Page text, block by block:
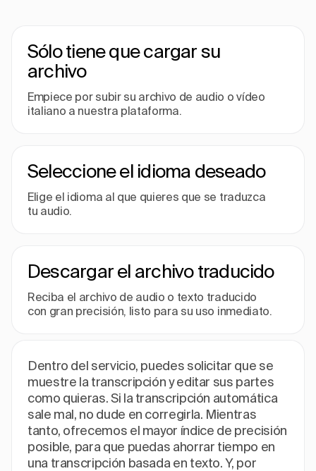
Sólo tiene que cargar su
archivo
Empiece por subir su archivo de audio o vídeo
italiano a nuestra plataforma.
Seleccione el idioma deseado
Elige el idioma al que quieres que se traduzca
tu audio.
Descargar el archivo traducido
Reciba el archivo de audio o texto traducido
con gran precisión, listo para su uso inmediato.
Dentro del servicio, puedes solicitar que se
muestre la transcripción y editar sus partes
como quieras. Si la transcripción automática
sale mal, no dude en corregirla. Mientras
tanto, ofrecemos el mayor índice de precisión
posible, para que puedas ahorrar tiempo en
una transcripción basada en texto. Y, por